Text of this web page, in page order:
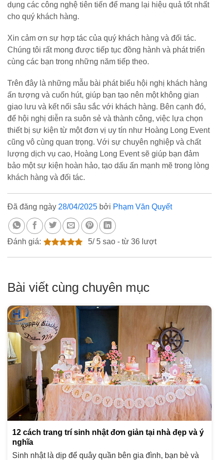
dụng các công nghệ tiên tiến để mang lại hiệu quả tốt nhất
cho quý khách hàng.
Xin cảm ơn sự hợp tác của quý khách hàng và đối tác.
Chúng tôi rất mong được tiếp tục đồng hành và phát triển
cùng các bạn trong những năm tiếp theo.
Trên đây là những mẫu bài phát biểu hội nghị khách hàng
ấn tượng và cuốn hút, giúp bạn tạo nên một không gian
giao lưu và kết nối sâu sắc với khách hàng. Bên cạnh đó,
để hội nghị diễn ra suôn sẻ và thành công, việc lựa chọn
thiết bị sự kiện từ một đơn vị uy tín như Hoàng Long Event
cũng vô cùng quan trọng. Với sự chuyên nghiệp và chất
lượng dịch vụ cao, Hoàng Long Event sẽ giúp bạn đảm
bảo một sự kiện hoàn hảo, tạo dấu ấn mạnh mẽ trong lòng
khách hàng và đối tác.
Đã đăng ngày 28/04/2025 bởi Phạm Văn Quyết
Đánh giá: 5/ 5sao - từ 36lượt
Bài viết cùng chuyên mục
12 cách trang trí sinh nhật đơn giản tại nhà đẹp và ý
nghĩa
Sinh nhật là dịp để quây quần bên gia đình, bạn bè và